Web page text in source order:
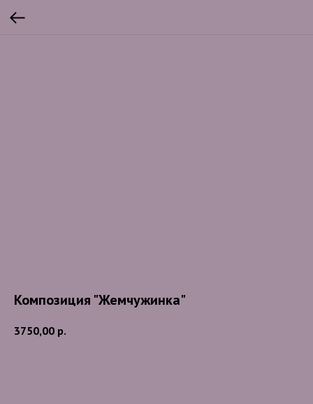
Композиция "Жемчужинка"
3750,00 р.